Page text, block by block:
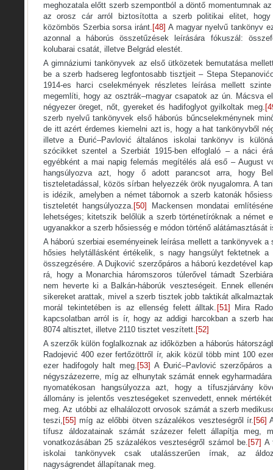
meghozatala előtt szerb szempontból a döntő momentumnak
az orosz cár arról biztosította a szerb politikai elitet, hogy
közömbös Szerbia sorsa iránt. [48] A magyar nyelvű tankönyv
azonnal a háborús összetűzések leírására fókuszál:
kolubarai csatát, illetve Belgrád elestét.
A gimnáziumi tankönyvek az első ütközetek bemutatása
be a szerb hadsereg legfontosabb tisztjeit – Stepa
1914-es harci cselekmények részletes leírása mellett
megemlíti, hogy az osztrák–magyar csapatok az ún. Mácsva
négyezer öreget, nőt, gyereket és hadifoglyot gyilkoltak meg.
szerb nyelvű tankönyvek első háborús bűncselekménynek
de itt azért érdemes kiemelni azt is, hogy a hat tankönyvből
illetve a Đurić–Pavlović általános iskolai tankönyv is
szócikket szentel a Szerbiát 1915-ben elfoglaló – a náci
egyébként a mai napig felemás megítélés alá eső – August
hangsúlyozva azt, hogy ő adott parancsot arra, hogy
tiszteletadással, közös sírban helyezzék örök nyugalomra. A
is idézik, amelyben a német tábornok a szerb katonák
tiszteletét hangsúlyozza. [50]
Mackensen mondatai
lehetséges; kitetszik belőlük a szerb történetíróknak a német
ugyanakkor a szerb hősiesség e módon történő alátámasztását
A háború szerbiai eseményeinek leírása mellett a tankönyvek a
hősies helytállásként értékelik, s nagy hangsúlyt fektetnek a
összegzésére. A Dujković szerzőpáros a háború kezdetével
rá, hogy a Monarchia háromszoros túlerővel támadt
nem heverte ki a Balkán-háborúk veszteségeit. Ennek
sikereket arattak, mivel a szerb tisztek jobb taktikát
morál tekintetében is az ellenség felett álltak. [51] Mira
kapcsolatban arról is ír, hogy az addigi harcokban a szerb
8074 altisztet, illetve 2110 tisztet veszített. [52]
A szerzők külön foglalkoznak az időközben a háborús
Radojević 400 ezer fertőzöttről ír, akik közül több mint 100
ezer hadifogoly halt meg. [53] A Đurić–Pavlović szerzőpáros
négyszázezerre, míg az elhunytak számát ennek
nyomatékosan hangsúlyozza azt, hogy a tífuszjárvány
állomány is jelentős veszteségeket szenvedett, ennek
meg. Az utóbbi az elhalálozott orvosok számát a szerb
teszi, [55] míg az előbbi ötven százalékos veszteségről ír. [56]
tífusz áldozatainak számát százezer felett állapítja meg,
vonatkozásában 25 százalékos veszteségről számol be. [57] A
iskolai tankönyvek csak utalásszerűen írnak, az
nagyságrendet állapítanak meg.